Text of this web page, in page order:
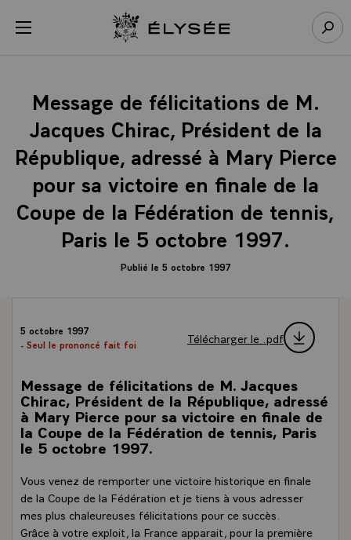
menu Retour à l’accueil Élysée
Message de félicitations de M.
Jacques Chirac, Président de la
République, adressé à Mary Pierce
pour sa victoire en finale de la
Coupe de la Fédération de tennis,
Paris le 5 octobre 1997.
Publié le 5 octobre 1997
5 octobre 1997
- Seul le prononcé fait foi
Télécharger le .pdf
Message de félicitations de M. Jacques
Chirac, Président de la République, adressé
à Mary Pierce pour sa victoire en finale de
la Coupe de la Fédération de tennis, Paris
le 5 octobre 1997.
Vous venez de remporter une victoire historique en finale
de la Coupe de la Fédération et je tiens à vous adresser
mes plus chaleureuses félicitations pour ce succès.
Grâce à votre exploit, la France apparait, pour la première
Panneau de gestion des cookies